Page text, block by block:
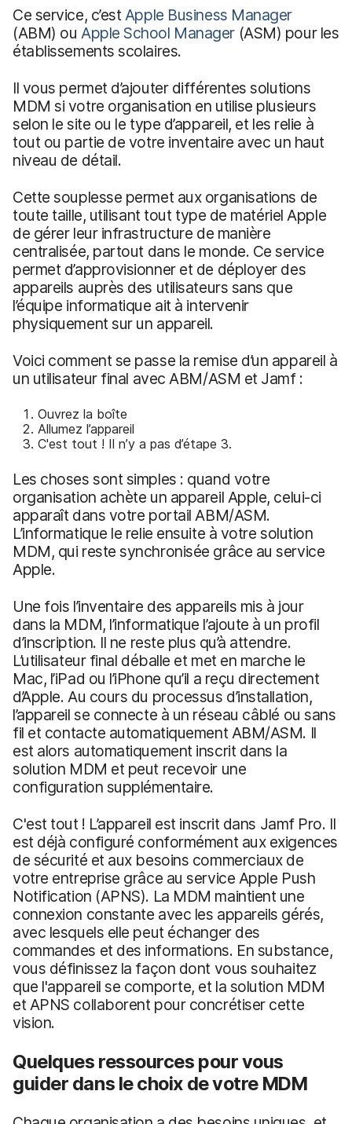
Ce service, c’est Apple Business Manager
(ABM) ou Apple School Manager (ASM) pour les
établissements scolaires.
Il vous permet d’ajouter différentes solutions
MDM si votre organisation en utilise plusieurs
selon le site ou le type d’appareil, et les relie à
tout ou partie de votre inventaire avec un haut
niveau de détail.
Cette souplesse permet aux organisations de
toute taille, utilisant tout type de matériel Apple
de gérer leur infrastructure de manière
centralisée, partout dans le monde. Ce service
permet d’approvisionner et de déployer des
appareils auprès des utilisateurs sans que
l’équipe informatique ait à intervenir
physiquement sur un appareil.
Voici comment se passe la remise d’un appareil à
un utilisateur final avec ABM/ASM et Jamf :
Ouvrez la boîte
Allumez l’appareil
C'est tout ! Il n’y a pas d’étape 3.
Les choses sont simples : quand votre
organisation achète un appareil Apple, celui-ci
apparaît dans votre portail ABM/ASM.
L’informatique le relie ensuite à votre solution
MDM, qui reste synchronisée grâce au service
Apple.
Une fois l’inventaire des appareils mis à jour
dans la MDM, l’informatique l’ajoute à un profil
d’inscription. Il ne reste plus qu’à attendre.
L’utilisateur final déballe et met en marche le
Mac, l’iPad ou l’iPhone qu’il a reçu directement
d’Apple. Au cours du processus d’installation,
l’appareil se connecte à un réseau câblé ou sans
fil et contacte automatiquement ABM/ASM. Il
est alors automatiquement inscrit dans la
solution MDM et peut recevoir une
configuration supplémentaire.
C'est tout ! L’appareil est inscrit dans Jamf Pro. Il
est déjà configuré conformément aux exigences
de sécurité et aux besoins commerciaux de
votre entreprise grâce au service Apple Push
Notification (APNS). La MDM maintient une
connexion constante avec les appareils gérés,
avec lesquels elle peut échanger des
commandes et des informations. En substance,
vous définissez la façon dont vous souhaitez
que l'appareil se comporte, et la solution MDM
et APNS collaborent pour concrétiser cette
vision.
Quelques ressources pour vous
guider dans le choix de votre MDM